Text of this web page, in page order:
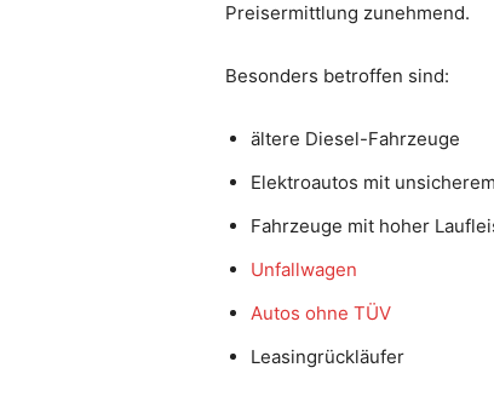
Preisermittlung zunehmend.
Besonders betroffen sind:
ältere Diesel-Fahrzeuge
Elektroautos mit
Fahrzeuge mit hoher
Unfallwagen
Autos ohne TÜV
Leasingrückläufer